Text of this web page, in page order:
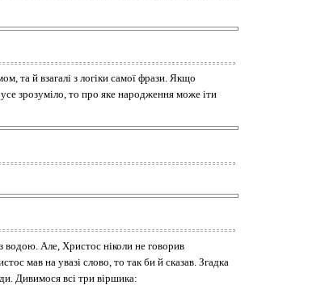
та й взагалі з логіки самої фрази. Якщо
зрозуміло, то про яке народження може іти
водою. Але, Христос ніколи не говорив
мав на увазі слово, то так би й сказав. Згадка
Дивимося всі три віршика: